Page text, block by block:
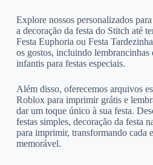
Explore nossos personalizados
a decoração da festa do Stitch até
Festa Euphoria ou Festa
os gostos, incluindo lembrancinhas
infantis para festas especiais.
Além disso, oferecemos arquivos
Roblox para imprimir grátis e
dar um toque único à sua festa.
festas simples, decoração da festa
para imprimir, transformando cada
memorável.